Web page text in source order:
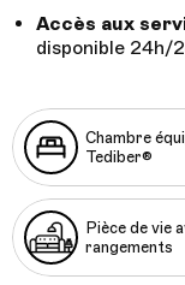
Accès aux
disponible 24h/
Chambre
Tediber®
Pièce de vie
rangements